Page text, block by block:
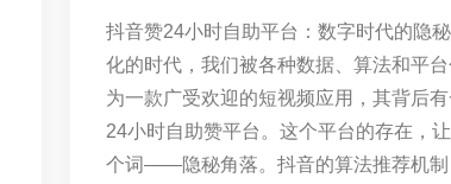
抖音赞24小时自助平台：数字时代的隐
化的时代，我们被各种数据、算法和平
为一款广受欢迎的短视频应用，其背后
24小时自助赞平台。这个平台的存在，
个词——隐秘角落。抖音的算法推荐机制